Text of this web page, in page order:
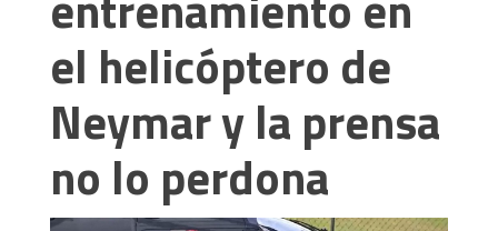
el helicóptero de
Neymar y la prensa
no lo perdona